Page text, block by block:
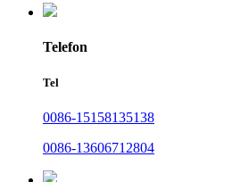
Telefon
Tel
0086-15158135138
0086-13606712804